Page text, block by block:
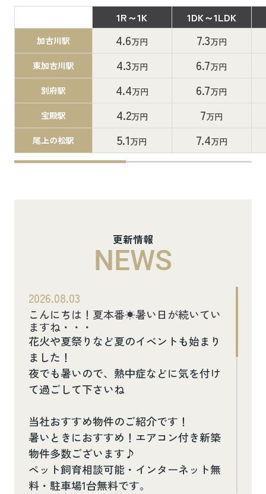
1R～1K 1DK～1LDK
加古川駅 4.6万円 7.3万円
東加古川駅 4.3万円 6.7万円
別府駅 4.4万円 6.7万円
宝殿駅 4.2万円 7万円
尾上の松駅 5.1万円 7.4万円
更新情報
NEWS
2026.08.03
こんにちは！夏本番☀暑い日が続いてい
ますね・・・
花火や夏祭りなど夏のイベントも始まり
ました！
夜でも暑いので、熱中症などに気を付け
て過ごして下さいね
当社おすすめ物件のご紹介です！
暑いときにおすすめ！エアコン付き新築
物件多数ございます♪
ペット飼育相談可能・インターネット無
料・駐車場1台無料です。